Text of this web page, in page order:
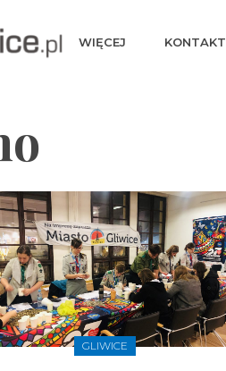
WIĘCEJ KONTAKT
GLIWICE